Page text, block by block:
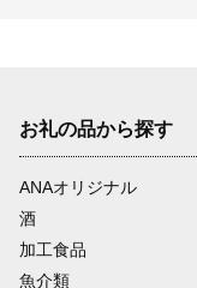
お礼の品から探す
ANAオリジナル
酒
加工食品
魚介類